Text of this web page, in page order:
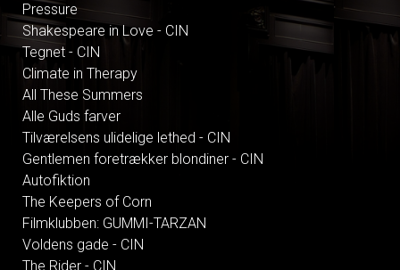
Pressure
Shakespeare in Love - CIN
Tegnet - CIN
Climate in Therapy
All These Summers
Alle Guds farver
Tilværelsens ulidelige lethed - CIN
Gentlemen foretrækker blondiner - CIN
Autofiktion
The Keepers of Corn
Filmklubben: GUMMI-TARZAN
Voldens gade - CIN
The Rider - CIN